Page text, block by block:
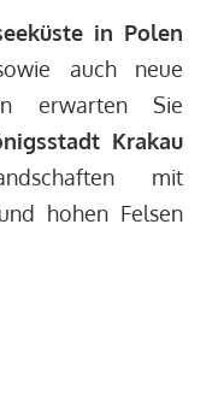
in Polen
auch neue
erwarten Sie
Krakau
mit
hohen Felsen